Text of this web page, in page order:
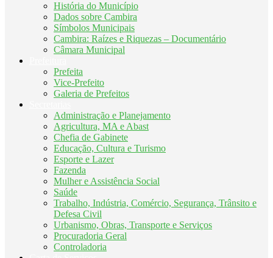
História do Município
Dados sobre Cambira
Símbolos Municipais
Cambira: Raízes e Riquezas – Documentário
Câmara Municipal
Prefeita
Vice-Prefeito
Galeria de Prefeitos
Administração e Planejamento
Agricultura, MA e Abast
Chefia de Gabinete
Educação, Cultura e Turismo
Esporte e Lazer
Fazenda
Mulher e Assistência Social
Saúde
Trabalho, Indústria, Comércio, Segurança, Trânsito e
Defesa Civil
Urbanismo, Obras, Transporte e Serviços
Procuradoria Geral
Controladoria